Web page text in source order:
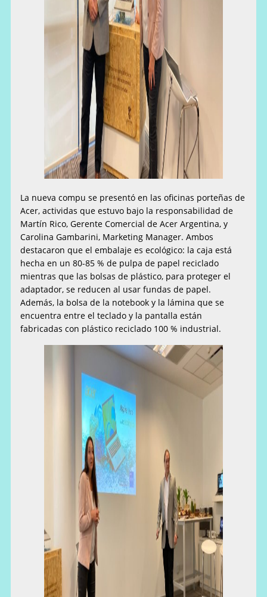
La nueva compu se presentó en las oficinas porteñas de
Acer, actividas que estuvo bajo la responsabilidad de
Martín Rico, Gerente Comercial de Acer Argentina, y
Carolina Gambarini, Marketing Manager. Ambos
destacaron que el embalaje es ecológico: la caja está
hecha en un 80-85 % de pulpa de papel reciclado
mientras que las bolsas de plástico, para proteger el
adaptador, se reducen al usar fundas de papel.
Además, la bolsa de la notebook y la lámina que se
encuentra entre el teclado y la pantalla están
fabricadas con plástico reciclado 100 % industrial.